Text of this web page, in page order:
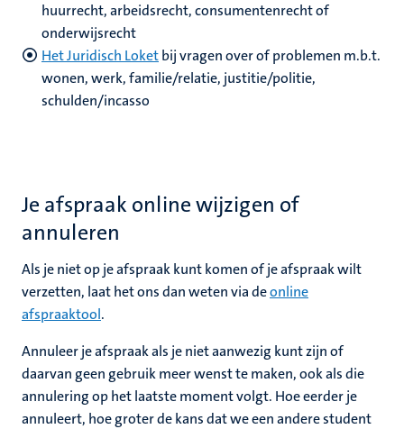
huurrecht, arbeidsrecht, consumentenrecht of
onderwijsrecht
Het Juridisch Loketbij vragen over of problemen m.b.t.
wonen, werk, familie/relatie, justitie/politie,
schulden/incasso
Je afspraak online wijzigen of
annuleren
Als je niet op je afspraak kunt komen of je afspraak wilt
verzetten, laat het ons dan weten via deonline
afspraaktool.
Annuleer je afspraak als je niet aanwezig kunt zijn of
daarvan geen gebruik meer wenst te maken, ook als die
annulering op het laatste moment volgt. Hoe eerder je
annuleert, hoe groter de kans dat we een andere student